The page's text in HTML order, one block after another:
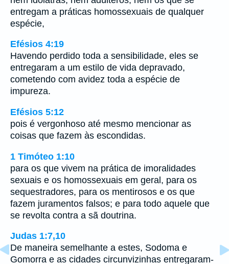
entregam a práticas homossexuais de qualquer
espécie,
Efésios 4:19
Havendo perdido toda a sensibilidade, eles se
entregaram a um estilo de vida depravado,
cometendo com avidez toda a espécie de
impureza.
Efésios 5:12
pois é vergonhoso até mesmo mencionar as
coisas que fazem às escondidas.
1 Timóteo 1:10
para os que vivem na prática de imoralidades
sexuais e os homossexuais em geral, para os
sequestradores, para os mentirosos e os que
fazem juramentos falsos; e para todo aquele que
se revolta contra a sã doutrina.
Judas 1:7,10
De maneira semelhante a estes, Sodoma e
Gomorra e as cidades circunvizinhas entregaram-